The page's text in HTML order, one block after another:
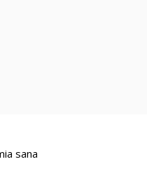
sana